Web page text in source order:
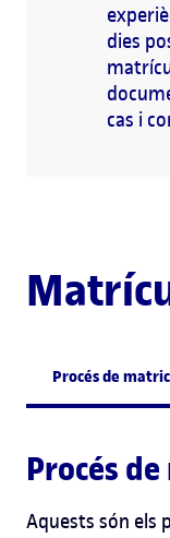
dies
cas i
Procés de
Procés
Aquests són els